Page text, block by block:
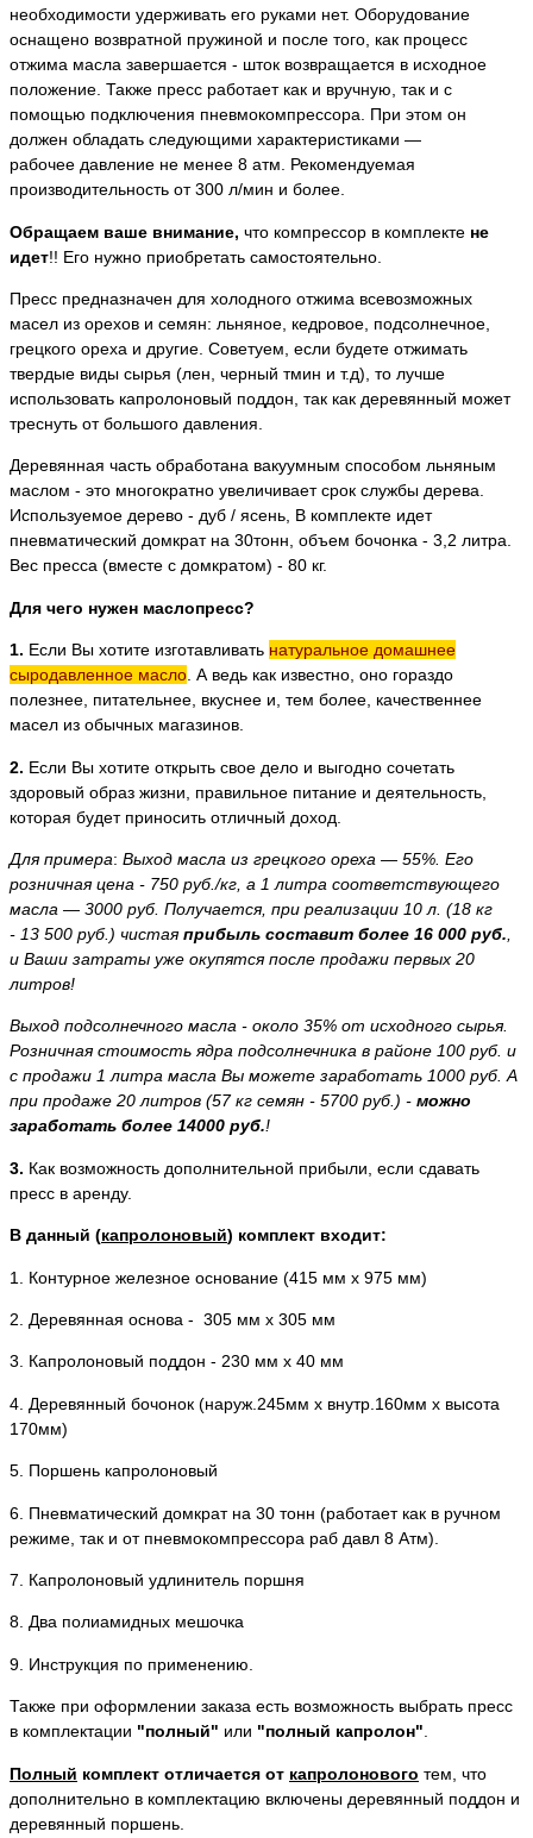
необходимости удерживать его руками нет. Оборудование
оснащено возвратной пружиной и после того, как процесс
отжима масла завершается - шток возвращается в исходное
положение. Также пресс работает как и вручную, так и с
помощью подключения пневмокомпрессора. При этом он
должен обладать следующими характеристиками —
рабочее давление не менее 8 атм. Рекомендуемая
производительность от 300 л/мин и более.
Обращаем ваше внимание, что компрессор в комплекте не
идет!! Его нужно приобретать самостоятельно.
Пресс предназначен для холодного отжима всевозможных
масел из орехов и семян: льняное, кедровое, подсолнечное,
грецкого ореха и другие. Советуем, если будете отжимать
твердые виды сырья (лен, черный тмин и т.д), то лучше
использовать капролоновый поддон, так как деревянный может
треснуть от большого давления.
Деревянная часть обработана вакуумным способом льняным
маслом - это многократно увеличивает срок службы дерева.
Используемое дерево - дуб / ясень, В комплекте идет
пневматический домкрат на 30тонн, объем бочонка - 3,2 литра.
Вес пресса (вместе с домкратом) - 80 кг.
Для чего нужен маслопресс?
1. Если Вы хотите изготавливать натуральное домашнее
сыродавленное масло. А ведь как известно, оно гораздо
полезнее, питательнее, вкуснее и, тем более, качественнее
масел из обычных магазинов.
2. Если Вы хотите открыть свое дело и выгодно сочетать
здоровый образ жизни, правильное питание и деятельность,
которая будет приносить отличный доход.
Для примера: Выход масла из грецкого ореха — 55%. Его
розничная цена - 750 руб./кг, а 1 литра соответствующего
масла — 3000 руб. Получается, при реализации 10 л. (18 кг
- 13 500 руб.) чистаяприбыль составит более 16 000 руб.
и Ваши затраты уже окупятся после продажи первых 20
литров!
Выход подсолнечного масла - около 35% от исходного сырья.
Розничная стоимость ядра подсолнечника в районе 100 руб. и
с продажи 1 литра масла Вы можете заработать 1000 руб. А
при продаже 20 литров (57 кг семян - 5700 руб.) - можно
заработать более 14000 руб.!
3. Как возможность дополнительной прибыли, если сдавать
пресс в аренду.
В данный (капролоновый) комплект входит:
1. Контурное железное основание (415 мм х 975 мм)
2. Деревянная основа - 305 мм х 305 мм
3. Капролоновый поддон - 230 мм х 40 мм
4. Деревянный бочонок (наруж.245мм х внутр.160мм х высота
170мм)
5. Поршень капролоновый
6. Пневматический домкрат на 30 тонн (работает как в ручном
режиме, так и от пневмокомпрессора раб давл 8 Атм).
7. Капролоновый удлинитель поршня
8. Два полиамидных мешочка
9. Инструкция по применению.
Также при оформлении заказа есть возможность выбрать пресс
в комплектации "полный" или "полный капролон"
Полный комплект отличается от капролонового тем, что
дополнительно в комплектацию включены деревянный поддон и
деревянный поршень.